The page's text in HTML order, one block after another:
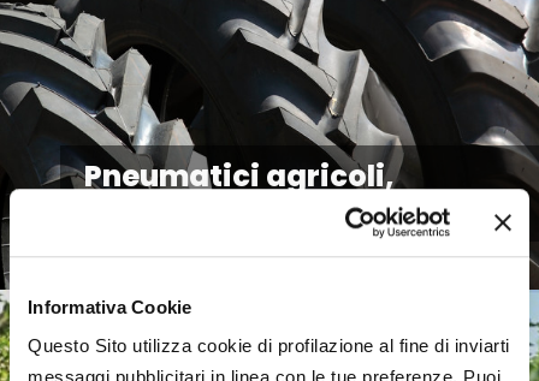
Informativa Cookie
Questo Sito utilizza cookie di profilazione al fine di inviarti
Pneumatici agricoli,
mercato europeo debole